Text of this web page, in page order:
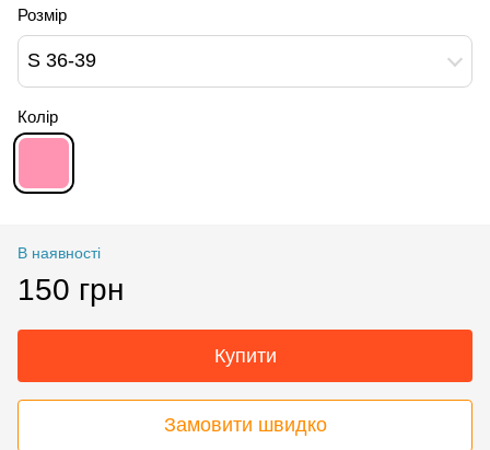
Розмір
S 36-39
Колір
В наявності
150 грн
Купити
Замовити швидко